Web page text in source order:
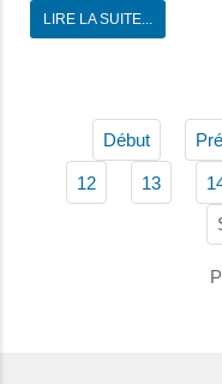
LIRE LA SUITE...
Début
12 13